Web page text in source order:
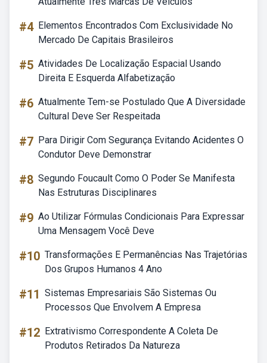
#4 Elementos Encontrados Com Exclusividade No
Mercado De Capitais Brasileiros
#5 Atividades De Localização Espacial Usando
Direita E Esquerda Alfabetização
#6 Atualmente Tem-se Postulado Que A Diversidade
Cultural Deve Ser Respeitada
#7 Para Dirigir Com Segurança Evitando Acidentes O
Condutor Deve Demonstrar
#8 Segundo Foucault Como O Poder Se Manifesta
Nas Estruturas Disciplinares
#9 Ao Utilizar Fórmulas Condicionais Para Expressar
Uma Mensagem Você Deve
#10 Transformações E Permanências Nas Trajetórias
Dos Grupos Humanos 4 Ano
#11 Sistemas Empresariais São Sistemas Ou
Processos Que Envolvem A Empresa
#12 Extrativismo Correspondente A Coleta De
Produtos Retirados Da Natureza